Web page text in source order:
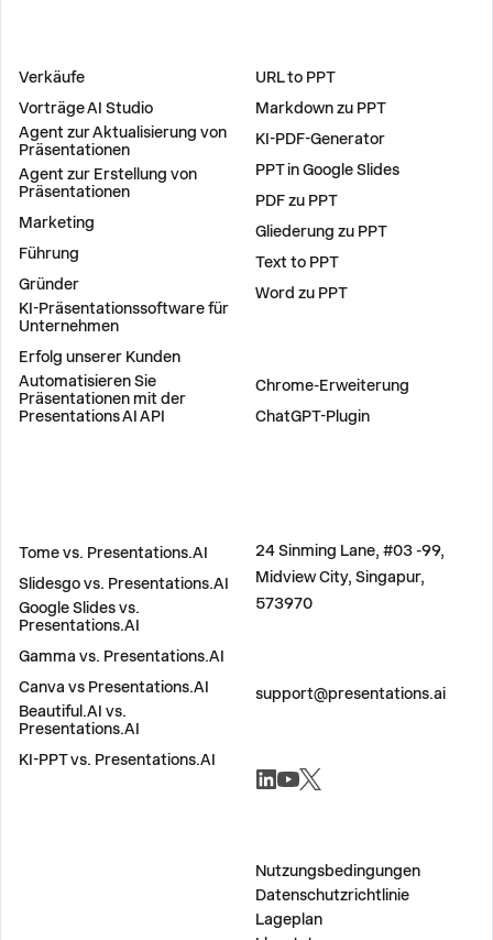
Verkäufe
Vorträge AI Studio
Agent zur Aktualisierung von
Präsentationen
Agent zur Erstellung von
Präsentationen
Marketing
Führung
Gründer
KI-Präsentationssoftware für
Unternehmen
Erfolg unserer Kunden
Automatisieren Sie
Präsentationen mit der
Presentations AI API
URL to PPT
Markdown zu PPT
KI-PDF-Generator
PPT in Google Slides
PDF zu PPT
Gliederung zu PPT
Text to PPT
Word zu PPT
Chrome-Erweiterung
ChatGPT-Plugin
Tome vs. Presentations.AI
Slidesgo vs. Presentations.AI
Google Slides vs.
Presentations.AI
Gamma vs. Presentations.AI
Canva vs Presentations.AI
Beautiful.AI vs.
Presentations.AI
KI-PPT vs. Presentations.AI
24 Sinming Lane, #03 -99,
Midview City, Singapur,
573970
support@presentations.ai
Nutzungsbedingungen
Datenschutzrichtlinie
Lageplan